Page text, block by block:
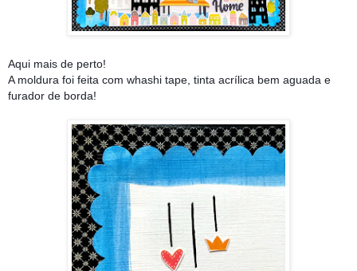
Aqui mais de perto!
A moldura foi feita com whashi tape, tinta acrílica bem aguada e
furador de borda!